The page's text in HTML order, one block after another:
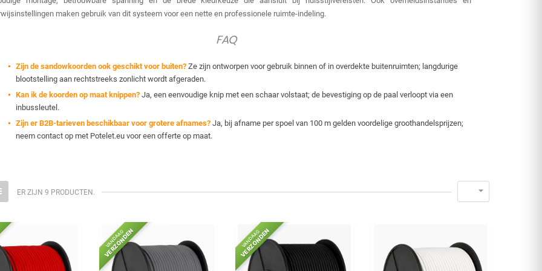
maken gebruik van dit systeem voor een nette en professionele ruimte-indeling.
FAQ
Zijn de sandowkoorden ook geschikt voor buiten? Ze zijn ontworpen voor gebruik binnen of in overdekte buitenruimten; langdurige
blootstelling aan rechtstreeks zonlicht wordt afgeraden.
Kan ik de koorden op maat knippen? Ja, een eenvoudige knip met een schaar volstaat; de bevestiging op de paal verloopt via een
inbussleutel.
Zijn er B2B-tarieven beschikbaar voor grotere afnames? Ja, bij afname per spoel van 100 m gelden voordelige groothandelsprijzen;
neem contact op met Potelet.eu voor een offerte op maat.
ER ZIJN 9 PRODUCTEN. 
VANDAAG
VERZONDEN VANDAAG
VERZONDEN